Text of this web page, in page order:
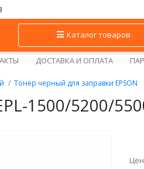
Каталог товаров
ДОСТАВКА И ОПЛАТА
Тонер черный для заправки EPSON
1500/5200/